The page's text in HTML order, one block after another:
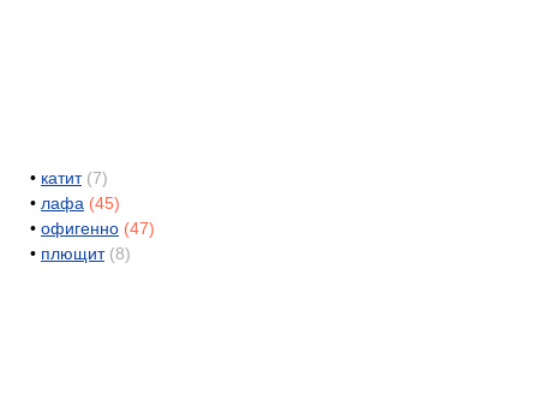
• катит (7)
• лафа (45)
• офигенно (47)
• плющит (8)